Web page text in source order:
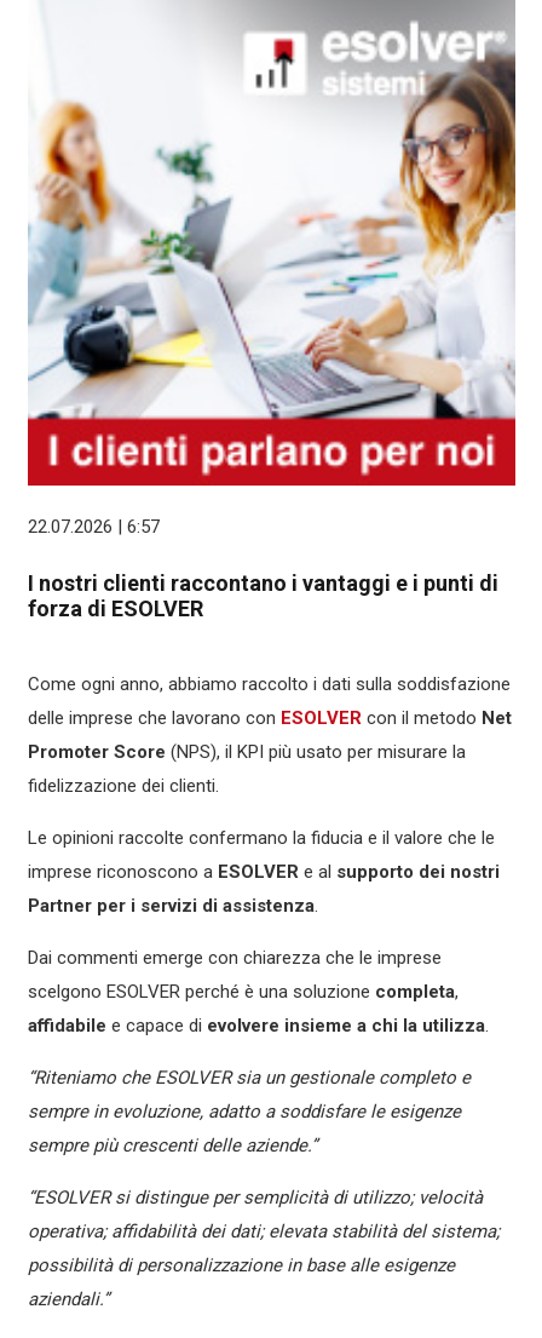
22.07.2026 | 6:57
I nostri clienti raccontano i vantaggi e i punti di
forza di ESOLVER
Come ogni anno, abbiamo raccolto i dati sulla soddisfazione
delle imprese che lavorano con ESOLVER con il metodo Net
Promoter Score (NPS), il KPI più usato per misurare la
fidelizzazione dei clienti.
Le opinioni raccolte confermano la fiducia e il valore che le
imprese riconoscono a ESOLVER e al supporto dei nostri
Partner per i servizi di assistenza.
Dai commenti emerge con chiarezza che le imprese
scelgono ESOLVER perché è una soluzione completa,
affidabile e capace di evolvere insieme a chi la utilizza.
“Riteniamo che ESOLVER sia un gestionale completo e
sempre in evoluzione, adatto a soddisfare le esigenze
sempre più crescenti delle aziende.”
“ESOLVER si distingue per semplicità di utilizzo; velocità
operativa; affidabilità dei dati; elevata stabilità del sistema;
possibilità di personalizzazione in base alle esigenze
aziendali.”